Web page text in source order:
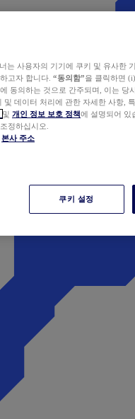
는 사용자의 기기에 쿠키 및 유사한
고자 합니다. “동의함”을 클릭하면
동의하는 것으로 간주되며, 이는
및 데이터 처리에 관한 자세한 사항,
및 개인 정보 보호 정책에 설명되어 있
정하십시오.
본사 주소
쿠키 설정